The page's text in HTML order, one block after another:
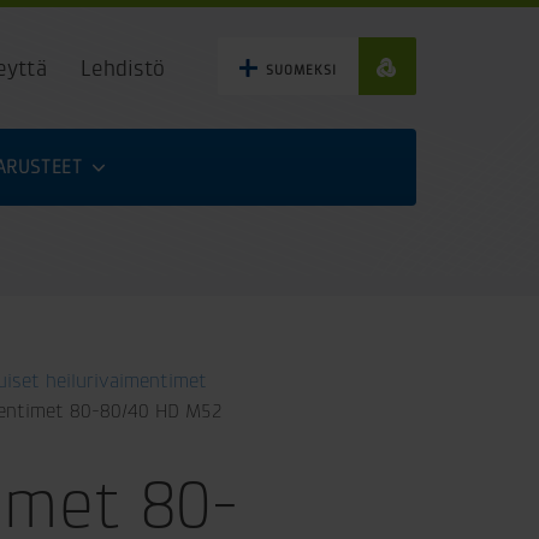
SUOMEKSI
Lehdistö
heilurivaimentimet
80-80/40 HD M52
80-